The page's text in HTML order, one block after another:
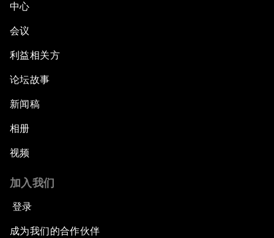
中心
会议
利益相关方
论坛故事
新闻稿
相册
视频
加入我们
登录
成为我们的合作伙伴